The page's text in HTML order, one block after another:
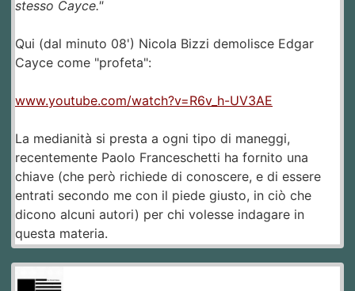
stesso Cayce."
Qui (dal minuto 08') Nicola Bizzi demolisce Edgar
Cayce come "profeta":
www.youtube.com/watch?v=R6v_h-UV3AE
La medianità si presta a ogni tipo di maneggi,
recentemente Paolo Franceschetti ha fornito una
chiave (che però richiede di conoscere, e di essere
entrati secondo me con il piede giusto, in ciò che
dicono alcuni autori) per chi volesse indagare in
questa materia.